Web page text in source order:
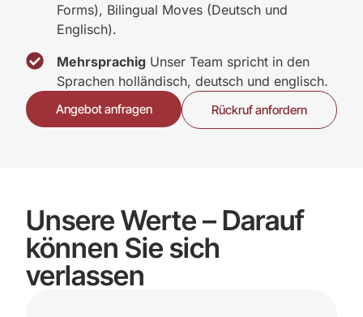
Forms), Bilingual Moves (Deutsch und
Englisch).
Mehrsprachig Unser Team spricht in den
Sprachen holländisch, deutsch und englisch.
Angebot anfragen Rückruf anfordern
Unsere Werte – Darauf
können Sie sich
verlassen